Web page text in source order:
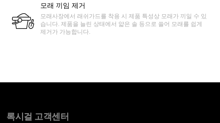
모래 끼임 제거
모래사장에서 래쉬가드를 착용 시 제품 특성상 모래가 끼일 수 있
습니다. 제품을 늘린 상태에서 얇은 솔 등으로 쓸어 모래를 쉽게
제거가 가능합니다.
록시걸 고객센터